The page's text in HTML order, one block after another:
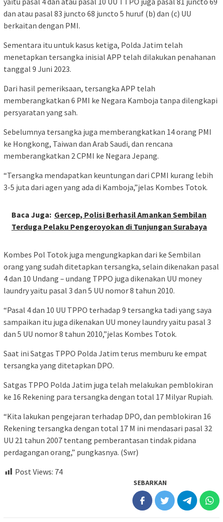
dan atau pasal 83 juncto 68 juncto 5 huruf (b) dan (c) UU
berkaitan dengan PMI.
Sementara itu untuk kasus ketiga, Polda Jatim telah
menetapkan tersangka inisial APP telah dilakukan penahanan
tanggal 9 Juni 2023.
Dari hasil pemeriksaan, tersangka APP telah
memberangkatkan 6 PMI ke Negara Kamboja tanpa dilengkapi
persyaratan yang sah.
Sebelumnya tersangka juga memberangkatkan 14 orang PMI
ke Hongkong, Taiwan dan Arab Saudi, dan rencana
memberangkatkan 2 CPMI ke Negara Jepang.
“Tersangka mendapatkan keuntungan dari CPMI kurang lebih
3-5 juta dari agen yang ada di Kamboja,”jelas Kombes Totok.
Baca Juga: Gercep, Polisi Berhasil Amankan Sembilan
Terduga Pelaku Pengeroyokan di Tunjungan Surabaya
Kombes Pol Totok juga mengungkapkan dari ke Sembilan
orang yang sudah ditetapkan tersangka, selain dikenakan pasal
4 dan 10 Undang – undang TPPO juga dikenakan UU money
laundry yaitu pasal 3 dan 5 UU nomor 8 tahun 2010.
“Pasal 4 dan 10 UU TPPO terhadap 9 tersangka tadi yang saya
sampaikan itu juga dikenakan UU money laundry yaitu pasal 3
dan 5 UU nomor 8 tahun 2010,”jelas Kombes Totok.
Saat ini Satgas TPPO Polda Jatim terus memburu ke empat
tersangka yang ditetapkan DPO.
Satgas TPPO Polda Jatim juga telah melakukan pemblokiran
ke 16 Rekening para tersangka dengan total 17 Milyar Rupiah.
“Kita lakukan pengejaran terhadap DPO, dan pemblokiran 16
Rekening tersangka dengan total 17 M ini mendasari pasal 32
UU 21 tahun 2007 tentang pemberantasan tindak pidana
perdagangan orang,” pungkasnya. (Swr)
Post Views: 74
SEBARKAN